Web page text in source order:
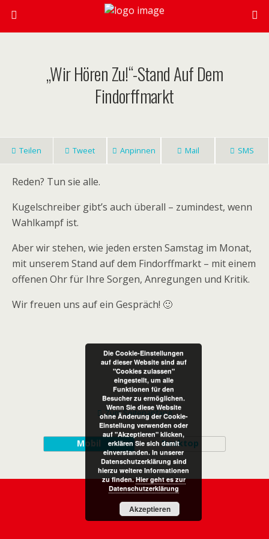
„Wir Hören Zu!“-Stand Auf Dem
Findorffmarkt
Teilen Tweet Anpinnen Mail SMS
Reden? Tun sie alle.
Kugelschreiber gibt’s auch überall – zumindest, wenn
Wahlkampf ist.
Aber wir stehen, wie jeden ersten Samstag im Monat,
mit unserem Stand auf dem Findorffmarkt – mit einem
offenen Ohr für Ihre Sorgen, Anregungen und Kritik.
Wir freuen uns auf ein Gespräch! 🙂
Zum Seitenanfang
Mobil Desktop
Die Cookie-Einstellungen
auf dieser Website sind auf
"Cookies zulassen"
eingestellt, um alle
Funktionen für den
Besucher zu ermöglichen.
Wenn Sie diese Website
ohne Änderung der Cookie-
Einstellung verwenden oder
auf "Akzeptieren" klicken,
erklären Sie sich damit
einverstanden. In unserer
Datenschutzerklärung sind
hierzu weitere Informationen
zu finden.Hier geht es zur
Datenschutzerklärung
Akzeptieren